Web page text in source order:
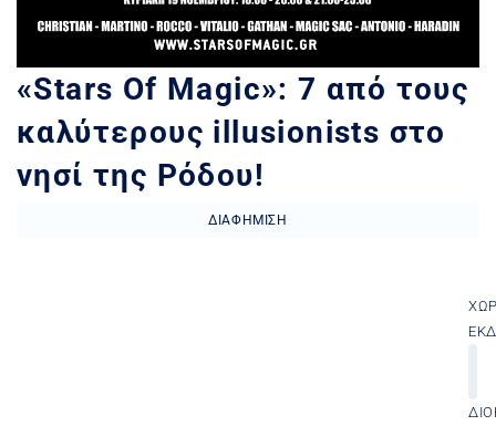
«Stars Of Magic»: 7 από τους
καλύτερους illusionists στο
νησί της Ρόδου!
ΔΙΑΦΉΜΙΣΗ